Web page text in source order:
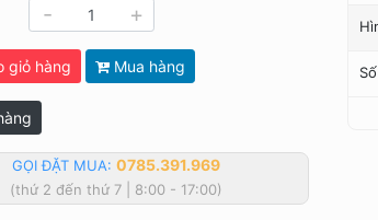
- +
giỏ hàng Mua hàng
GỌI ĐẶT MUA: 0785.391.969
(thứ 2 đến thứ 7 | 8:00 - 17:00)